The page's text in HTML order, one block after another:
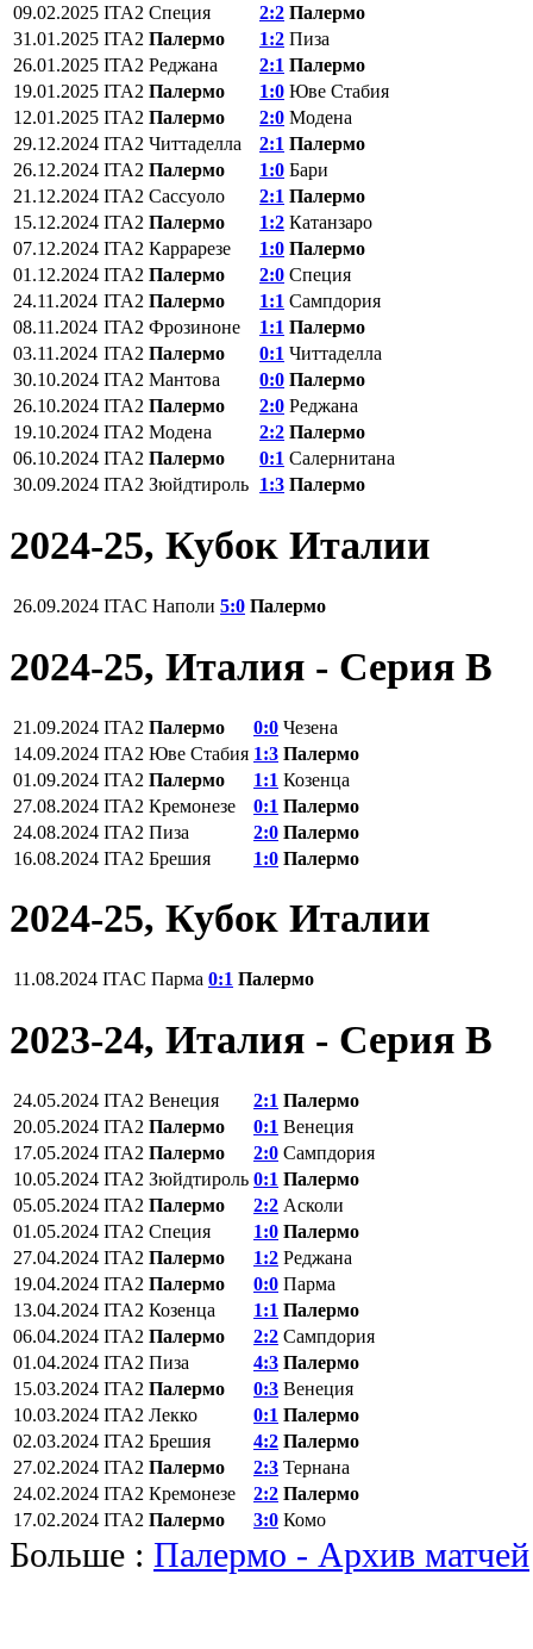
09.02.2025 ITA2 Специя 2:2 Палермо
31.01.2025 ITA2 Палермо 1:2 Пиза
26.01.2025 ITA2 Реджана 2:1 Палермо
19.01.2025 ITA2 Палермо 1:0 Юве Стабия
12.01.2025 ITA2 Палермо 2:0 Модена
29.12.2024 ITA2 Читтаделла 2:1 Палермо
26.12.2024 ITA2 Палермо 1:0 Бари
21.12.2024 ITA2 Сассуоло 2:1 Палермо
15.12.2024 ITA2 Палермо 1:2 Катанзаро
07.12.2024 ITA2 Каррарезе 1:0 Палермо
01.12.2024 ITA2 Палермо 2:0 Специя
24.11.2024 ITA2 Палермо 1:1 Сампдория
08.11.2024 ITA2 Фрозиноне 1:1 Палермо
03.11.2024 ITA2 Палермо 0:1 Читтаделла
30.10.2024 ITA2 Мантова 0:0 Палермо
26.10.2024 ITA2 Палермо 2:0 Реджана
19.10.2024 ITA2 Модена 2:2 Палермо
06.10.2024 ITA2 Палермо 0:1 Салернитана
30.09.2024 ITA2 Зюйдтироль 1:3 Палермо
2024-25, Кубок Италии
26.09.2024 ITAC Наполи 5:0 Палермо
2024-25, Италия - Серия В
21.09.2024 ITA2 Палермо 0:0 Чезена
14.09.2024 ITA2 Юве Стабия 1:3 Палермо
01.09.2024 ITA2 Палермо 1:1 Козенца
27.08.2024 ITA2 Кремонезе 0:1 Палермо
24.08.2024 ITA2 Пиза 2:0 Палермо
16.08.2024 ITA2 Брешия 1:0 Палермо
2024-25, Кубок Италии
11.08.2024 ITAC Парма 0:1 Палермо
2023-24, Италия - Серия В
24.05.2024 ITA2 Венеция 2:1 Палермо
20.05.2024 ITA2 Палермо 0:1 Венеция
17.05.2024 ITA2 Палермо 2:0 Сампдория
10.05.2024 ITA2 Зюйдтироль 0:1 Палермо
05.05.2024 ITA2 Палермо 2:2 Асколи
01.05.2024 ITA2 Специя 1:0 Палермо
27.04.2024 ITA2 Палермо 1:2 Реджана
19.04.2024 ITA2 Палермо 0:0 Парма
13.04.2024 ITA2 Козенца 1:1 Палермо
06.04.2024 ITA2 Палермо 2:2 Сампдория
01.04.2024 ITA2 Пиза 4:3 Палермо
15.03.2024 ITA2 Палермо 0:3 Венеция
10.03.2024 ITA2 Лекко 0:1 Палермо
02.03.2024 ITA2 Брешия 4:2 Палермо
27.02.2024 ITA2 Палермо 2:3 Тернана
24.02.2024 ITA2 Кремонезе 2:2 Палермо
17.02.2024 ITA2 Палермо 3:0 Комо
Больше : Палермо - Архив матчей